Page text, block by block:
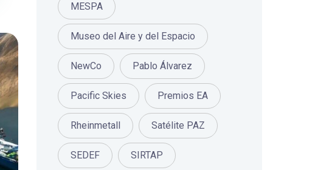
MESPA
Museo del Aire y del Espacio
NewCo Pablo Álvarez
Pacific Skies Premios EA
Rheinmetall Satélite PAZ
SEDEF SIRTAP